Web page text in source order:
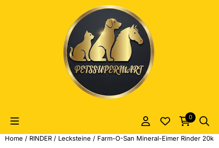
Cookie-Einstellungen sind derzeit geschlossen.
0
Home / RINDER / Lecksteine / Farm-O-San Mineral-Eimer Rinder